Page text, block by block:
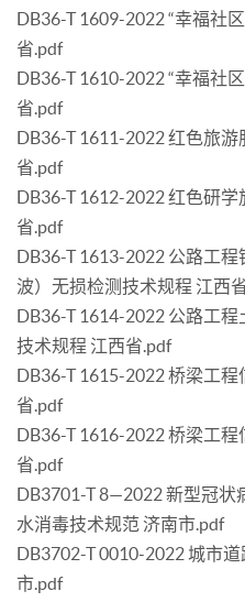
DB36-T 1609-2022 “幸福社
省.pdf
DB36-T 1610-2022 “幸福社
省.pdf
DB36-T 1611-2022 红色旅
省.pdf
DB36-T 1612-2022 红色研
省.pdf
DB36-T 1613-2022 公路工
波）无损检测技术规程 江西
DB36-T 1614-2022 公路工
技术规程 江西省.pdf
DB36-T 1615-2022 桥梁工
省.pdf
DB36-T 1616-2022 桥梁工
省.pdf
DB3701-T 8—2022 新型冠状
水消毒技术规范 济南市.pdf
DB3702-T 0010-2022 城市
市.pdf